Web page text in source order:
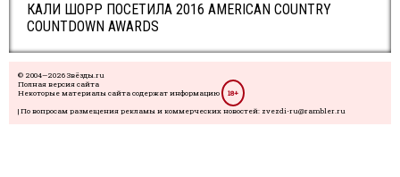
КАЛИ ШОРР ПОСЕТИЛА 2016 AMERICAN COUNTRY
COUNTDOWN AWARDS
© 2004—2026 Звёзды.ru
Полная версия сайта
Некоторые материалы сайта содержат информацию
18+
| По вопросам размещения рекламы и коммерческих новостей: zvezdi-ru@rambler.ru